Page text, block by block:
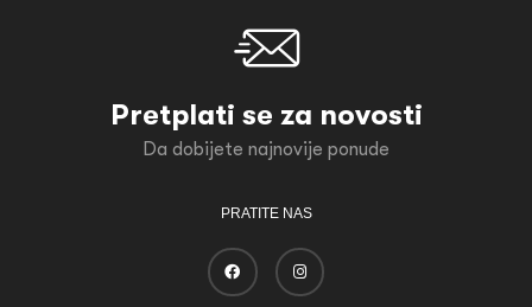
Pretplati se za novosti
Da dobijete najnovije ponude
PRATITE NAS